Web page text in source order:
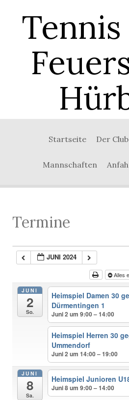
Startseite Der Club
Mannschaften
Termine
JUNI 2024
Alles
JUNI
2
So.
Heimspiel Damen 30
Dürmentingen 1
Juni 2 um 9:00 – 14:00
Heimspiel Herren 30
Ummendorf
Juni 2 um 14:00 – 19:00
JUNI
8
Sa.
Heimspiel Junioren
Juni 8 um 9:00 – 14:00